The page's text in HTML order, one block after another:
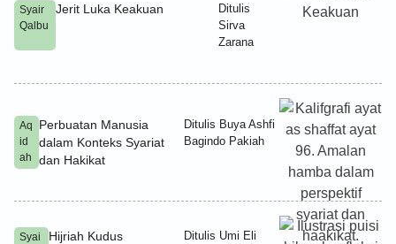
Syair
Qalbu
Jerit Luka Keakuan
Ditulis
Sirva
Zarana
Aq
id
ah
Perbuatan Manusia
dalam Konteks Syariat
dan Hakikat
Ditulis Buya Ashfi
Bagindo Pakiah
Syai
Hijriah Kudus
Ditulis Umi Eli